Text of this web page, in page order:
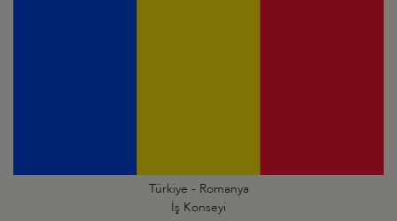
Türkiye - Romanya
İş Konseyi